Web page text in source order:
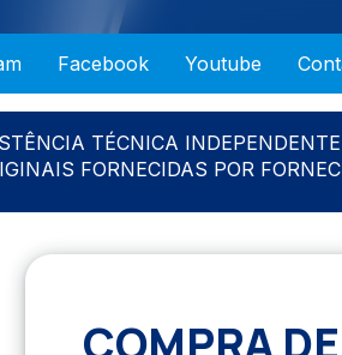
Facebook Youtube
TÉCNICA
FORNECIDAS POR